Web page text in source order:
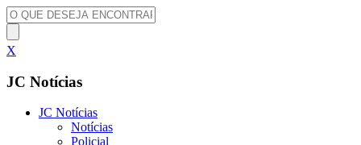
X
JC Notícias
JC Notícias
Notícias
Policial